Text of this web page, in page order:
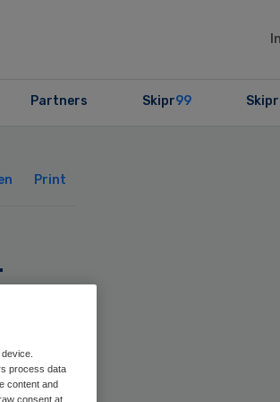
Partners Skipr99 Skipr
Print
process data
content and
consent at